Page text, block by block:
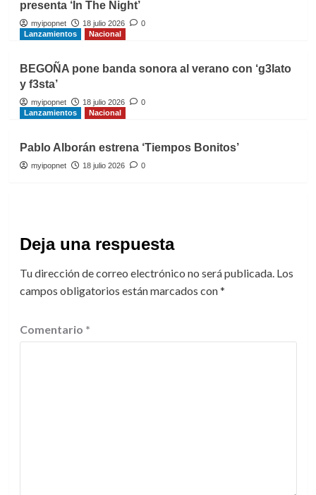
presenta ‘In The Night’
myipopnet 18 julio 2026
0
Lanzamientos
Nacional
BEGOÑA pone banda sonora al verano con ‘g3lato
y f3sta’
myipopnet 18 julio 2026
0
Lanzamientos
Nacional
Pablo Alborán estrena ‘Tiempos Bonitos’
myipopnet 18 julio 2026 0
Deja una respuesta
Tu dirección de correo electrónico no será publicada. Los
campos obligatorios están marcados con*
Comentario *